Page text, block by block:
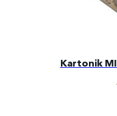
Kartonik